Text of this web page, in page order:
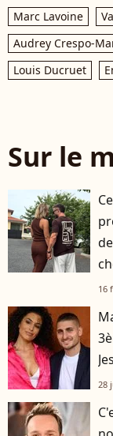
Marc Lavoine
Audrey Crespo-
Louis Ducruet
Sur le
16
28